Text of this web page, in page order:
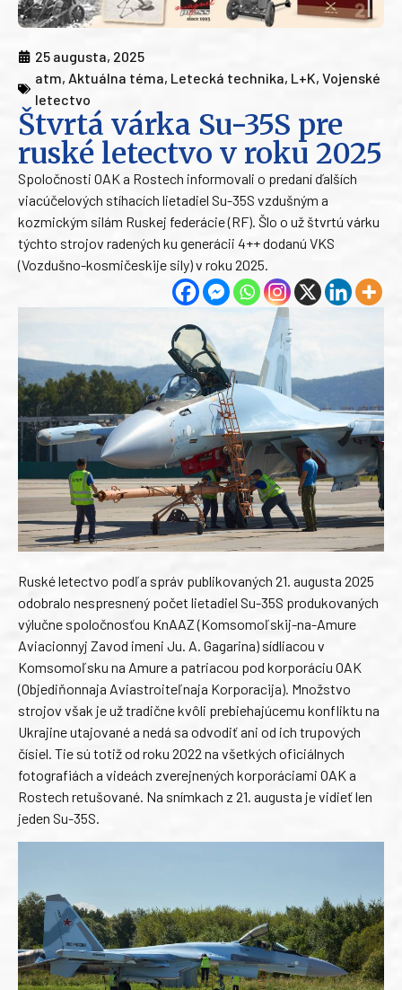
25 augusta, 2025
atm, Aktuálna téma, Letecká technika, L+K, Vojenské
letectvo
Štvrtá várka Su-35S pre
ruské letectvo v roku 2025
Spoločnosti OAK a Rostech informovali o predaní ďalších
viacúčelových stíhacích lietadiel Su-35S vzdušným a
kozmickým silám Ruskej federácie (RF). Šlo o už štvrtú várku
týchto strojov radených ku generácii 4++ dodanú VKS
(Vozdušno-kosmičeskije sily) v roku 2025.
Ruské letectvo podľa správ publikovaných 21. augusta 2025
odobralo nespresnený počet lietadiel Su-35S produkovaných
výlučne spoločnosťou KnAAZ (Komsomoľskij-na-Amure
Aviacionnyj Zavod imeni Ju. A. Gagarina) sídliacou v
Komsomoľsku na Amure a patriacou pod korporáciu OAK
(Objediňonnaja Aviastroiteľnaja Korporacija). Množstvo
strojov však je už tradične kvôli prebiehajúcemu konfliktu na
Ukrajine utajované a nedá sa odvodiť ani od ich trupových
čísiel. Tie sú totiž od roku 2022 na všetkých oficiálnych
fotografiách a videách zverejnených korporáciami OAK a
Rostech retušované. Na snímkach z 21. augusta je vidieť len
jeden Su-35S.